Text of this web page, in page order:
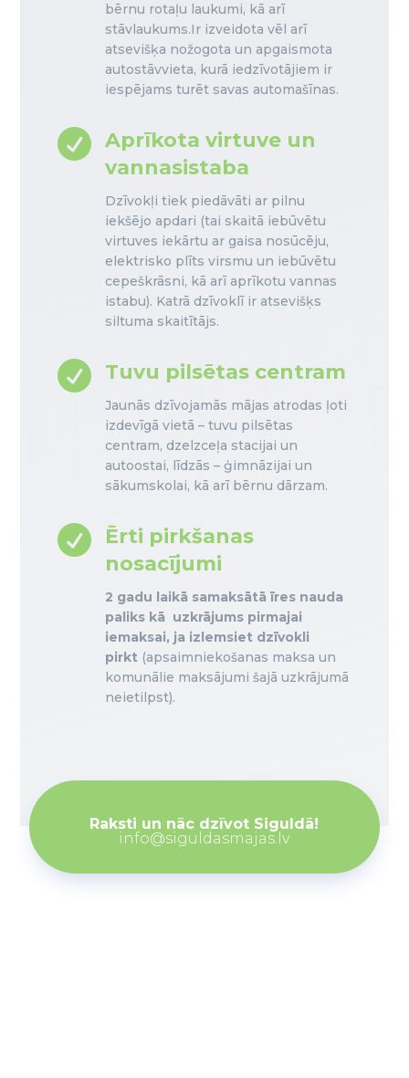
bērnu rotaļu laukumi, kā arī
stāvlaukums.Ir izveidota vēl arī
atsevišķa nožogota un apgaismota
autostāvvieta, kurā iedzīvotājiem ir
iespējams turēt savas automašīnas.
 Aprīkota virtuve un
vannasistaba
Dzīvokļi tiek piedāvāti ar pilnu
iekšējo apdari (tai skaitā iebūvētu
virtuves iekārtu ar gaisa nosūcēju,
elektrisko plīts virsmu un iebūvētu
cepeškrāsni, kā arī aprīkotu vannas
istabu). Katrā dzīvoklī ir atsevišķs
siltuma skaitītājs.
 Tuvu pilsētas centram
Jaunās dzīvojamās mājas atrodas ļoti
izdevīgā vietā – tuvu pilsētas
centram, dzelzceļa stacijai un
autoostai, līdzās – ģimnāzijai un
sākumskolai, kā arī bērnu dārzam.

Ērti pirkšanas
nosacījumi
2 gadu laikā samaksātā īres nauda
paliks kā uzkrājums pirmajai
iemaksai, ja izlemsiet dzīvokli
pirkt (apsaimniekošanas maksa un
komunālie maksājumi šajā uzkrājumā
neietilpst).
Raksti un nāc dzīvot Siguldā!
info@siguldasmajas.lv